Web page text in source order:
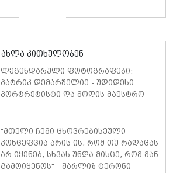
მინიკაბით გამოჩნდა
ახლა კითხულობენ
ლეგენდარული ფოტოგრაფები:
პატრიკ დემარშელიე - უდიდესი
პორტრეტისტი და მოდის მაესტრო
"მთელი ჩემი ცხოვრებისეული
კონცეფცია არის ის, რომ თუ რაღაცას
არ იყენებ, სხვას უნდა მისცე, რომ მან
გამოიყენოს" - შარლიზ ტერონი